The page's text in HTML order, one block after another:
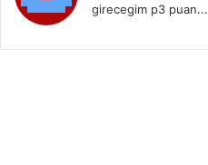
girecegim p3 puan...